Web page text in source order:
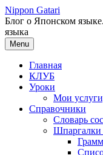
Перейти
к
содержимому
Nippon Gatari
Блог о Японском
языка
Menu
Главная
КЛУБ
Уроки
Мои
Справочники
Словарь
Шпаргалки